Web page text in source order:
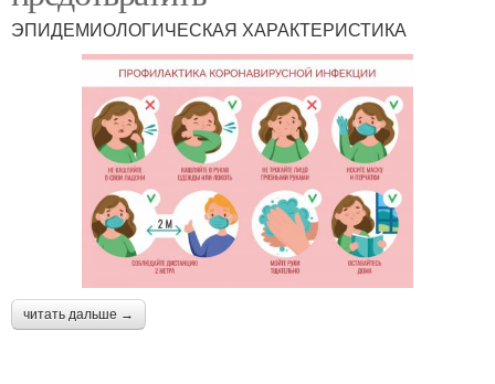
ЭПИДЕМИОЛОГИЧЕСКАЯ ХАРАКТЕРИСТИКА
читать дальше →